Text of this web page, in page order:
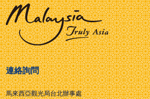
連絡詢問
馬來西亞觀光局台北辦事處